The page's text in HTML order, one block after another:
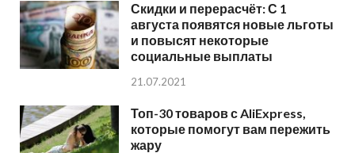
Скидки и перерасчёт: С 1
августа появятся новые льготы
и повысят некоторые
социальные выплаты
21.07.2021
Топ-30 товаров с AliExpress,
которые помогут вам пережить
жару